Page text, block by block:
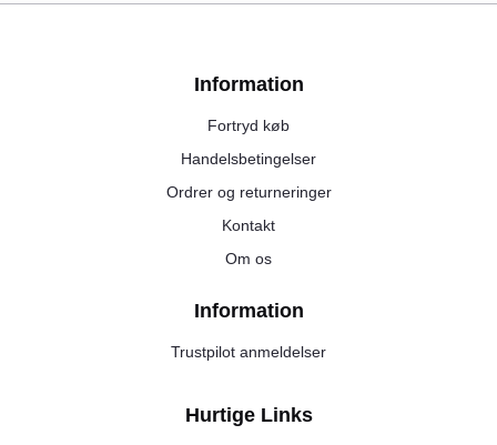
Information
Fortryd køb
Handelsbetingelser
Ordrer og returneringer
Kontakt
Om os
Information
Trustpilot anmeldelser
Hurtige Links